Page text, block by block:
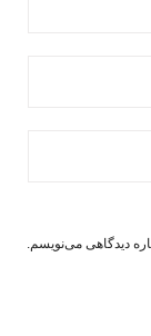
دیدگاهی می‌نویسم.